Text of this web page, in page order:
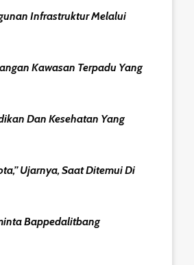
Infrastruktur Melalui
Kawasan Terpadu Yang
Dan Kesehatan Yang
Ujarnya, Saat Ditemui Di
Bappedalitbang